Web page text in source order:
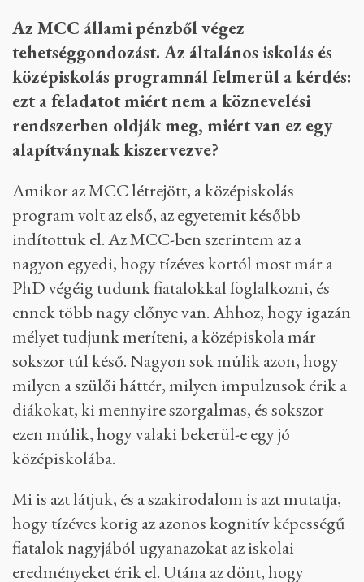
Az MCC állami pénzből végez
tehetséggondozást. Az általános iskolás és
középiskolás programnál felmerül a kérdés:
ezt a feladatot miért nem a köznevelési
rendszerben oldják meg, miért van ez egy
alapítványnak kiszervezve?
Amikor az MCC létrejött, a középiskolás
program volt az első, az egyetemit később
indítottuk el. Az MCC-ben szerintem az a
nagyon egyedi, hogy tízéves kortól most már a
PhD végéig tudunk fiatalokkal foglalkozni, és
ennek több nagy előnye van. Ahhoz, hogy igazán
mélyet tudjunk meríteni, a középiskola már
sokszor túl késő. Nagyon sok múlik azon, hogy
milyen a szülői háttér, milyen impulzusok érik a
diákokat, ki mennyire szorgalmas, és sokszor
ezen múlik, hogy valaki bekerül-e egy jó
középiskolába.
Mi is azt látjuk, és a szakirodalom is azt mutatja,
hogy tízéves korig az azonos kognitív képességű
fiatalok nagyjából ugyanazokat az iskolai
eredményeket érik el. Utána az dönt, hogy